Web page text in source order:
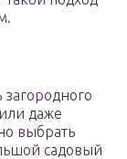
даже
выбрать
садовый